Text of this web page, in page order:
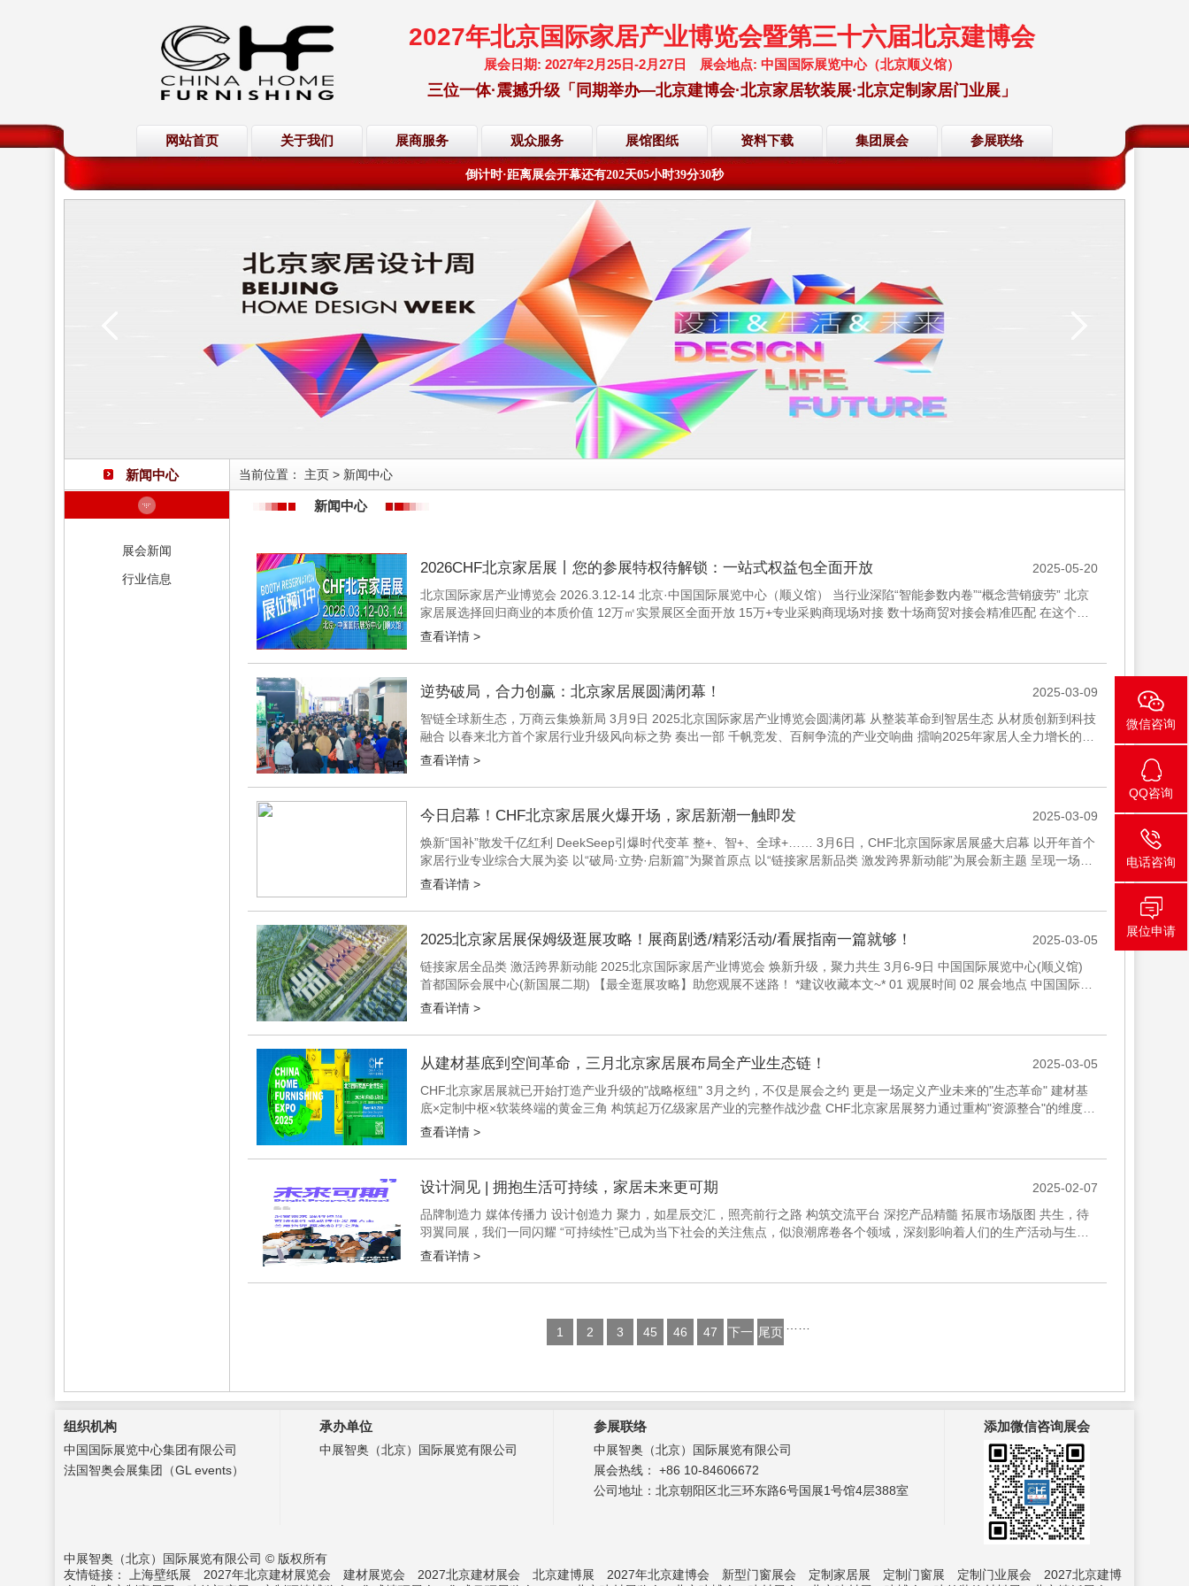
2027年北京国际家居产业博览会暨第三十六届北京建博会
展会日期: 2027年2月25日-2月27日 展会地点: 中国国际展览中心（北京顺义馆）
三位一体·震撼升级「同期举办—北京建博会·北京家居软装展·北京定制家居门业展」
网站首页 关于我们 展商服务 观众服务 展馆图纸 资料下载 集团展会 参展联络
欢迎访问·2027年北京国际家居产业博览会·大会网站
倒计时·距离展会开幕还有202天05小时39分30秒
欢迎访问·2027年北京国际家居产业博览会·大会网站
倒计时·距离展会开幕还有202
新闻中心
展会新闻
行业信息
当前位置： 主页 > 新闻中心
新闻中心
2026CHF北京家居展丨您的参展特权待解锁：一站式权益包全面开放
2025-05-20
北京国际家居产业博览会 2026.3.12-14 北京·中国国际展览中心（顺义馆） 当行业深陷“智能参数内卷”“概念营销疲劳” 北京
家居展选择回归商业的本质价值 12万㎡实景展区全面开放 15万+专业采购商现场对接 数十场商贸对接会精准匹配 在这个数
据至上的时代 我们始终坚信 真正的商业价值 始于...
查看详情 >
逆势破局，合力创赢：北京家居展圆满闭幕！
2025-03-09
智链全球新生态，万商云集焕新局 3月9日 2025北京国际家居产业博览会圆满闭幕 从整装革命到智居生态 从材质创新到科技
融合 以春来北方首个家居行业升级风向标之势 奏出一部 千帆竞发、百舸争流的产业交响曲 擂响2025年家居人全力增长的新
战鼓 01/ 以流量链接全球大生意 本届展会以"链接家居全品...
查看详情 >
今日启幕！CHF北京家居展火爆开场，家居新潮一触即发
2025-03-09
焕新“国补”散发千亿红利 DeekSeep引爆时代变革 整+、智+、全球+…… 3月6日，CHF北京国际家居展盛大启幕 以开年首个
家居行业专业综合大展为姿 以“破局·立势·启新篇”为聚首原点 以“链接家居新品类 激发跨界新动能”为展会新主题 呈现一场北
京为圆、辐射全球的家居盛宴 3000+品牌、1...
查看详情 >
2025北京家居展保姆级逛展攻略！展商剧透/精彩活动/看展指南一篇就够！
2025-03-05
链接家居全品类 激活跨界新动能 2025北京国际家居产业博览会 焕新升级，聚力共生 3月6-9日 中国国际展览中心(顺义馆)
首都国际会展中心(新国展二期) 【最全逛展攻略】助您观展不迷路！ *建议收藏本文~* 01 观展时间 02 展会地点 中国国际展
览中心（顺义馆） 观众入口：东、南、西登录厅...
查看详情 >
从建材基底到空间革命，三月北京家居展布局全产业生态链！
2025-03-05
CHF北京家居展就已开始打造产业升级的"战略枢纽" 3月之约，不仅是展会之约 更是一场定义产业未来的"生态革命" 建材基
底×定制中枢×软装终端的黄金三角 构筑起万亿级家居产业的完整作战沙盘 CHF北京家居展努力通过重构"资源整合"的维度
将跨界经销商×先锋设计师×匠心装企×优质供应链企业等行业用...
查看详情 >
设计洞见 | 拥抱生活可持续，家居未来更可期
2025-02-07
品牌制造力 媒体传播力 设计创造力 聚力，如星辰交汇，照亮前行之路 构筑交流平台 深挖产品精髓 拓展市场版图 共生，待
羽翼同展，我们一同闪耀 “可持续性”已成为当下社会的关注焦点，似浪潮席卷各个领域，深刻影响着人们的生产活动与生活
方式。 “可持续性”覆盖生态环保、健康安全、资源节约、人文关怀等，关...
查看详情 >
1 2 3 45 46 47
下一 尾页
组织机构
中国国际展览中心集团有限公司
法国智奥会展集团（GL events）
承办单位
中展智奥（北京）国际展览有限公司
参展联络
中展智奥（北京）国际展览有限公司
展会热线： +86 10-84606672
公司地址：北京朝阳区北三环东路6号国展1号馆4层388室
添加微信咨询展会
中展智奥（北京）国际展览有限公司 © 版权所有
友情链接：
上海壁纸展 2027年北京建材展览会 建材展览会 2027北京建材展会 北京建博展 2027年北京建博会 新型门窗展会 定制家居展 定制门窗展 定制门业展会
2027北京建博
微信咨询
QQ咨询
电话咨询
展位申请